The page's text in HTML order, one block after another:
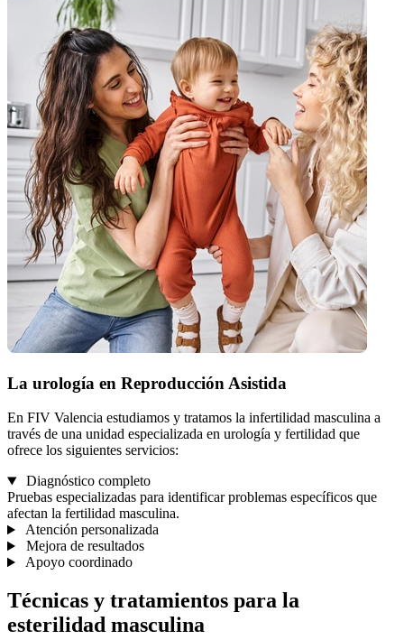
La urología en Reproducción Asistida
En FIV Valencia estudiamos y tratamos la infertilidad masculina a
través de una unidad especializada en urología y fertilidad que
ofrece los siguientes servicios:
Diagnóstico completo
Pruebas especializadas para identificar problemas específicos que
afectan la fertilidad masculina.
Atención personalizada
Mejora de resultados
Apoyo coordinado
Técnicas y tratamientos para la
esterilidad masculina